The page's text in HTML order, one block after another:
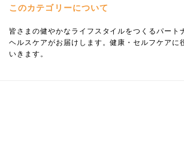
このカテゴリーについて
皆さまの健やかなライフスタイルをつくるパート
ヘルスケアがお届けします。健康・セルフケアに
いきます。